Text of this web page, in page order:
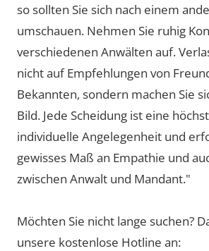
so sollten Sie sich nach einem
umschauen. Nehmen Sie ruhig
verschiedenen Anwälten auf.
nicht auf Empfehlungen von
Bekannten, sondern machen Sie
Bild. Jede Scheidung ist eine
individuelle Angelegenheit und
gewisses Maß an Empathie und
zwischen Anwalt und Mandant."
Möchten Sie nicht lange suchen?
unsere kostenlose Hotline an: